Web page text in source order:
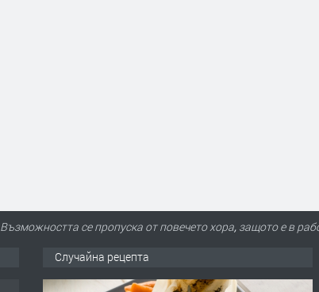
Възможността се пропуска от повечето хора, защото е в
Случайна рецепта